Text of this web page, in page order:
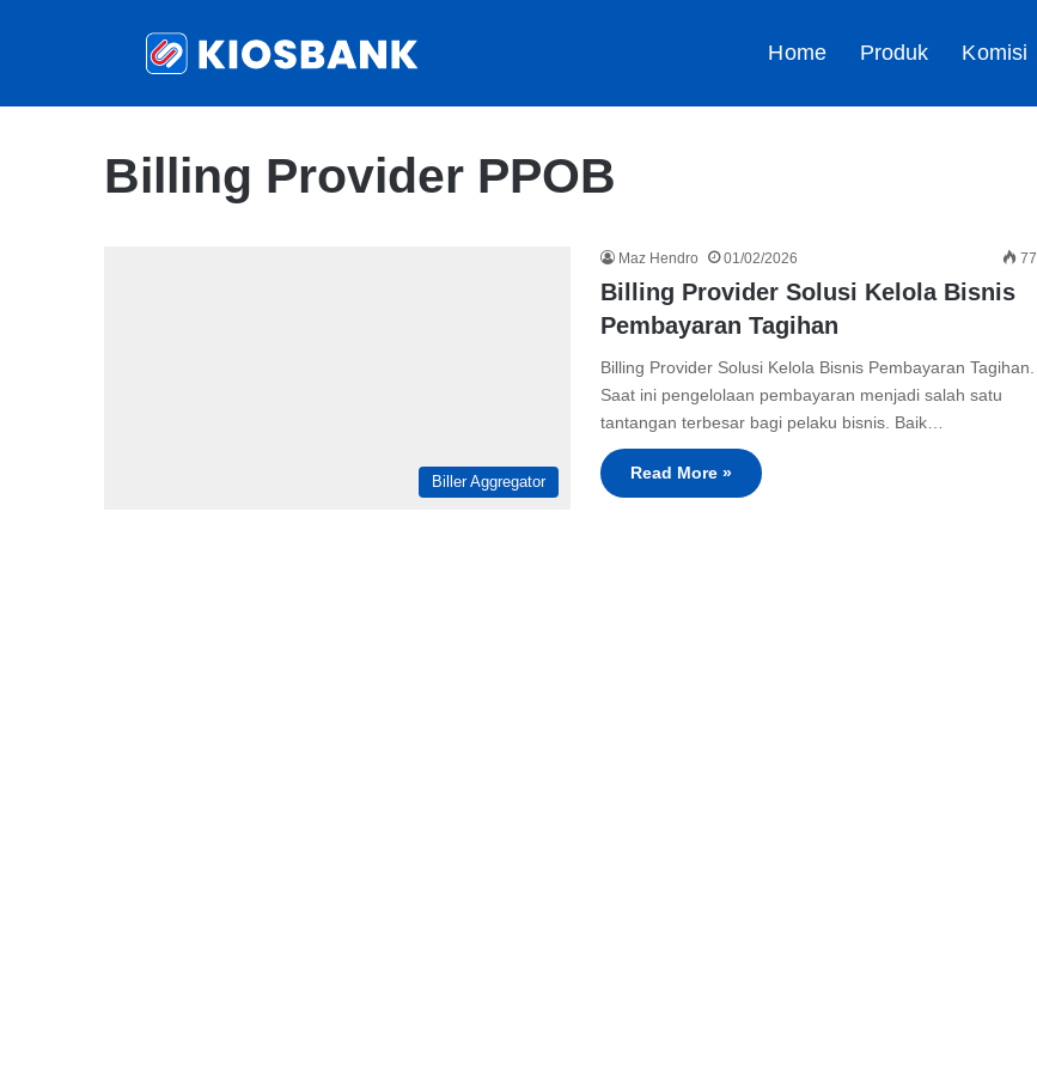
Home Produk Komisi
Billing Provider PPOB
Biller Aggregator
Maz Hendro 01/02/2026 77
Billing Provider Solusi Kelola Bisnis
Pembayaran Tagihan
Billing Provider Solusi Kelola Bisnis Pembayaran Tagihan.
Saat ini pengelolaan pembayaran menjadi salah satu
tantangan terbesar bagi pelaku bisnis. Baik…
Read More »